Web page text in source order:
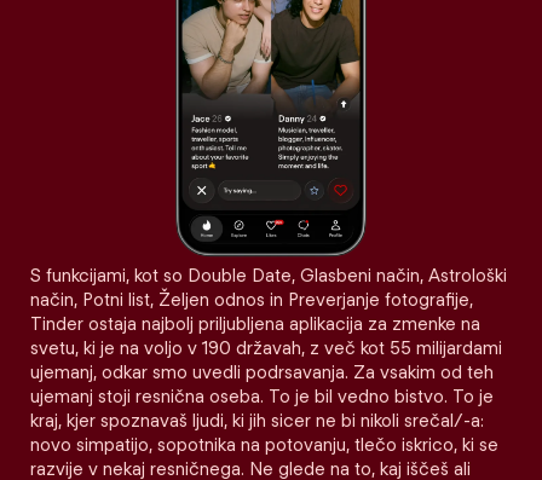
S funkcijami, kot so Double Date, Glasbeni način, Astrološki
način, Potni list, Željen odnos in Preverjanje fotografije,
Tinder ostaja najbolj priljubljena aplikacija za zmenke na
svetu, ki je na voljo v 190 državah, z več kot 55 milijardami
ujemanj, odkar smo uvedli podrsavanja. Za vsakim od teh
ujemanj stoji resnična oseba. To je bil vedno bistvo. To je
kraj, kjer spoznavaš ljudi, ki jih sicer ne bi nikoli srečal/-a:
novo simpatijo, sopotnika na potovanju, tlečo iskrico, ki se
razvije v nekaj resničnega. Ne glede na to, kaj iščeš ali